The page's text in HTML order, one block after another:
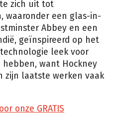
zich uit tot
waaronder een glas-in-
Abbey en een
geïnspireerd op het
leek voor
want Hockney
zijn laatste werken vaak
onze GRATIS